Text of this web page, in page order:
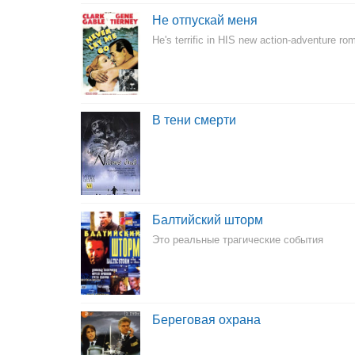
Не отпускай меня
He's terrific in HIS new action-adventure
В тени смерти
Балтийский шторм
Это реальные трагические события
Береговая охрана